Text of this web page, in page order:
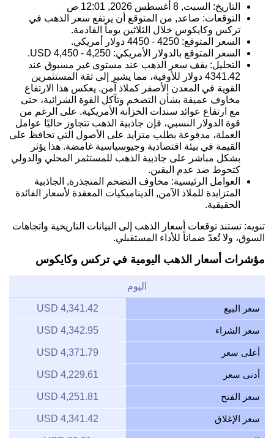
التاريخ: السبت, 8 أغسطس 2026, 12:01 ص
التوقعات: صاعد, من المتوقع أن يرتفع سعر الذهب في
تركس وكايكوس خلال الثلاثين يوماً القادمة.
السعر المتوقع: 4250 - 4450 دولار أمريكي.
السعر المتوقع بالدولار الأمريكي: 4,250 - 4,450 USD.
التحليل: يقف سعر الذهب عند مستوى غير مسبوق عند
4341.42 دولار للأوقية، مما يشير إلى ثقة المستثمرين
القوية في المعدن الأصفر كملاذ آمن. يعكس هذا الارتفاع
مخاوف عميقة بشأن التضخم وتآكل القوة الشرائية، حتى
مع ارتفاع عوائد سندات الخزانة الأمريكية. على الرغم من
قوة الدولار النسبي، فإن جاذبية الذهب تتجاوز حاليًا عوامل
العملة، مدفوعة بطلب متزايد على الأصول التي تحافظ على
القيمة في بيئة اقتصادية وجيوسياسية غامضة. هذا يؤثر
بشكل مباشر على جاذبية الذهب للمستثمر المحلي والدولي
كتحوط ضد عدم اليقين.
العوامل الرئيسية: مخاوف التضخم المتجذرة, الجاذبية
المتزايدة للملاذ الآمن, الديناميكيات المعقدة لأسعار الفائدة
الحقيقية.
تنويه: تستند توقعات أسعار الذهب إلى البيانات التاريخية واتجاهات
السوق، ولا تُعدّ ضماناً للأداء المستقبلي.
مؤشرات أسعار الذهب اليومية في تركس وكايكوس
اليوم
سعر البيع 4,341.42 USD
سعر الشراء 4,342.95 USD
أعلى سعر 4,371.79 USD
أدنى سعر 4,229.61 USD
سعر الفتح 4,251.81 USD
سعر الإغلاق 4,341.42 USD